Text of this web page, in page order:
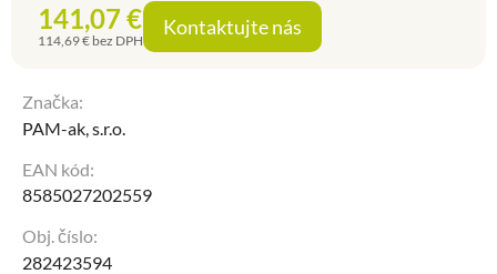
141,07€
114,69€ bez DPH
Kontaktujte nás
Značka:
PAM-ak, s.r.o.
EAN kód:
8585027202559
Obj. číslo:
282423594